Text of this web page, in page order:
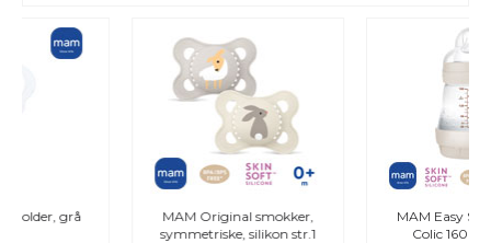
MAM Original smokker,
symmetriske, silikon str.1
MAM Easy Start™ Anti-
Colic 160ml - flaske